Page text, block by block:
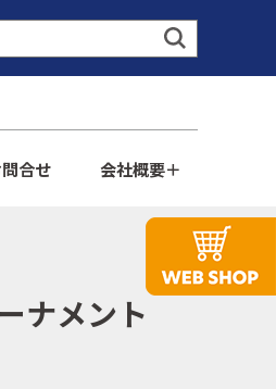
合せ 会社概要
ナメント